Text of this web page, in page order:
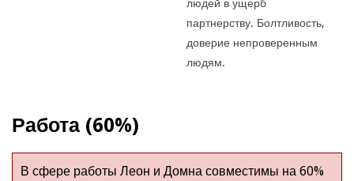
людей в ущерб
партнерству. Болтливость,
доверие непроверенным
людям.
Работа (60%)
В сфере работы Леон и Домна совместимы на 60%